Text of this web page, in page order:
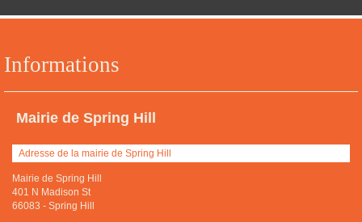
Informations
Mairie de Spring Hill
Adresse de la mairie de Spring Hill
Mairie de Spring Hill
401 N Madison St
66083 - Spring Hill